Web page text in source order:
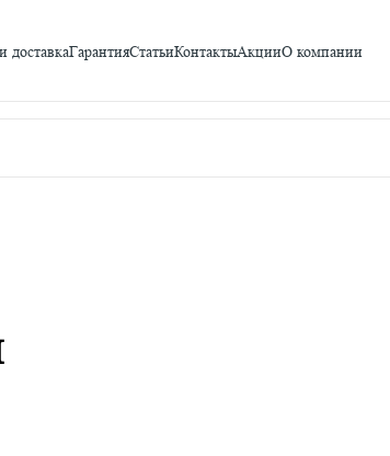
доставкаГарантияСтатьиКонтактыАкцииО компании